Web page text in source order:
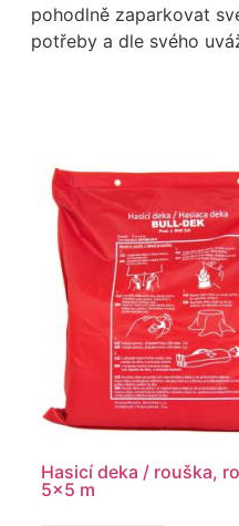
pohodlně zaparkovat
potřeby a dle svého
Hasicí deka / rouška,
5×5 m